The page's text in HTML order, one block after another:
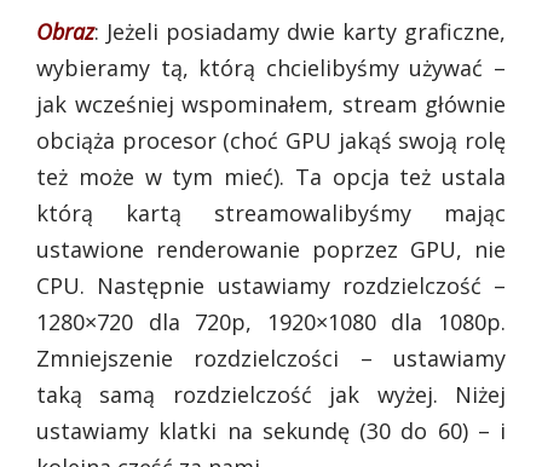
Obraz: Jeżeli posiadamy dwie karty graficzne,
wybieramy tą, którą chcielibyśmy używać –
jak wcześniej wspominałem, stream głównie
obciąża procesor (choć GPU jakąś swoją rolę
też może w tym mieć). Ta opcja też ustala
którą kartą streamowalibyśmy mając
ustawione renderowanie poprzez GPU, nie
CPU. Następnie ustawiamy rozdzielczość –
1280×720 dla 720p, 1920×1080 dla 1080p.
Zmniejszenie rozdzielczości – ustawiamy
taką samą rozdzielczość jak wyżej. Niżej
ustawiamy klatki na sekundę (30 do 60) – i